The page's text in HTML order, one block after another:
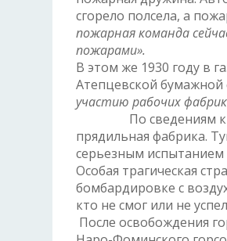
сгорело полсела, а
пожарная команда
пожарами».
В этом же 1930 году в
Атепцевской бумажной
участию рабочих
По сведениям
прядильная фабрика.
серьезным
Особая трагическая
бомбардировке с
кто не смог или не
После освобождения